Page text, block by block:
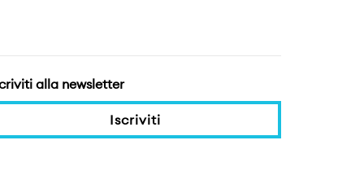
alla newsletter
Iscriviti